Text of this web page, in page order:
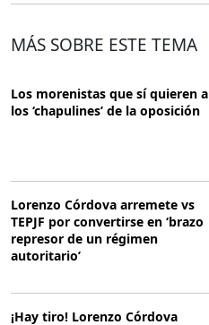
MÁS SOBRE ESTE TEMA
Los morenistas que sí quieren a
los ‘chapulines’ de la oposición
Lorenzo Córdova arremete vs
TEPJF por convertirse en ‘brazo
represor de un régimen
autoritario’
¡Hay tiro! Lorenzo Córdova